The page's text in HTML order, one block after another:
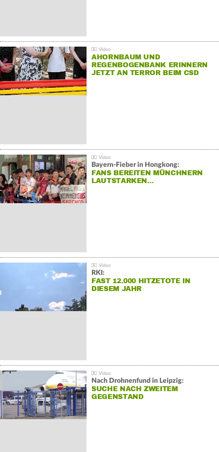
AHORNBAUM UND
REGENBOGENBANK ERINNERN
JETZT AN TERROR BEIM CSD
Bayern-Fieber in Hongkong:
FANS BEREITEN MÜNCHNERN
LAUTSTARKEN…
RKI:
FAST 12.000 HITZETOTE IN
DIESEM JAHR
Nach Drohnenfund in Leipzig:
SUCHE NACH ZWEITEM
GEGENSTAND